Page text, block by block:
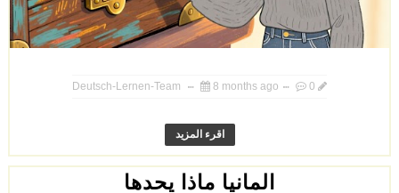
Deutsch-Lernen-Team 8 months ago 0
اقرء المزيد
المانيا ماذا يحدها